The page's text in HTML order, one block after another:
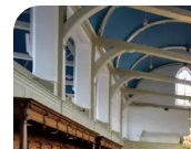
Kust
(&
breakfasts)
Campings
Hotels
Vakantiehuizen